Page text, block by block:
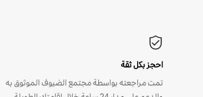
احجز بكل ثقة
تمت مراجعته بواسطة مجتمع الضيوف الموثوق به